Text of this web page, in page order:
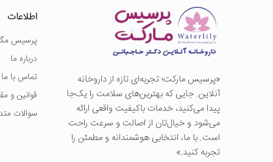
«پرسيس ماركت؛ تجربه‌ای تازه از داروخانه
آنلاین. جایی که بهترین‌های سلامت را یک‌جا
پیدا می‌کنید، خدمات باکیفیت واقعی ارائه
می‌شود و خیال‌تان از اصالت و سرعت راحت
است. با ما، انتخابی هوشمندانه و مطمئن را
تجربه کنید.»
اطلاعات
پرسیس
درباره ما
تماس با ما
قوانین و
سوالات